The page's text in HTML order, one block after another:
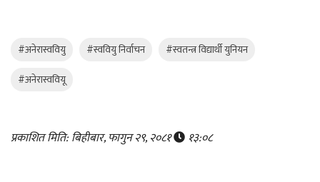
#अनेरास्ववियु #स्ववियु निर्वाचन
#स्वतन्त्र विद्यार्थी युनियन
#अनेरास्ववियू
प्रकाशित मिति: बिहीबार, फागुन २९, २०८१ १३:०८